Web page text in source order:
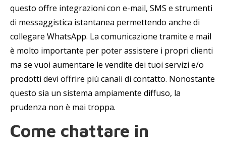
questo offre integrazioni con e-mail, SMS e strumenti
di messaggistica istantanea permettendo anche di
collegare WhatsApp. La comunicazione tramite e mail
è molto importante per poter assistere i propri clienti
ma se vuoi aumentare le vendite dei tuoi servizi e/o
prodotti devi offrire più canali di contatto. Nonostante
questo sia un sistema ampiamente diffuso, la
prudenza non è mai troppa.
Come chattare in